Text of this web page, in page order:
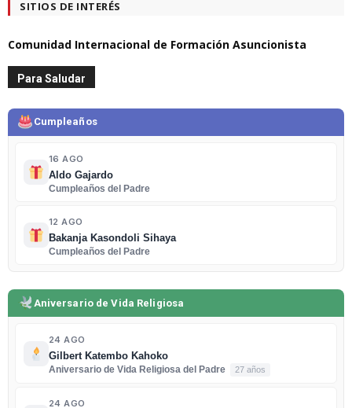
SITIOS DE INTERÉS
Comunidad Internacional de Formación Asuncionista
Para Saludar
Cumpleaños
16 AGO
Aldo Gajardo
Cumpleaños del Padre
12 AGO
Bakanja Kasondoli Sihaya
Cumpleaños del Padre
Aniversario de Vida Religiosa
24 AGO
Gilbert Katembo Kahoko
Aniversario de Vida Religiosa del Padre
27 años
24 AGO